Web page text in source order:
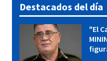
Destacados del día
"El